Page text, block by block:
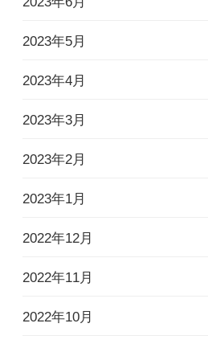
2023年5月
2023年4月
2023年3月
2023年2月
2023年1月
2022年12月
2022年11月
2022年10月